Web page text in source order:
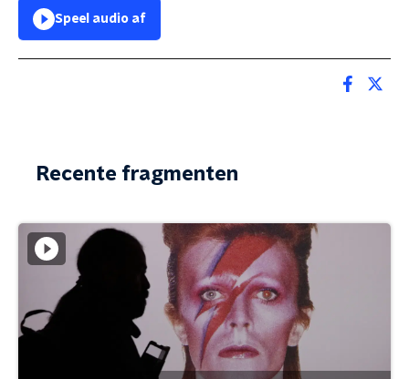
Speel audio af
Recente fragmenten